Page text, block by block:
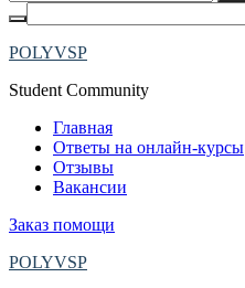
POLYVSP
Student Community
Главная
Ответы на онлайн-курсы
Отзывы
Вакансии
Заказ помощи
POLYVSP